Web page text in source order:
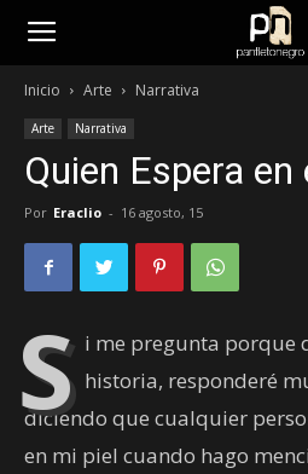
panfletonegro
Inicio Arte Narrativa
Arte Narrativa
Quien Espera en
Por Eraclio - 16 agosto, 15
S i me pregunta porque
historia, responderé
diciendo que cualquier
en mi piel cuando hago